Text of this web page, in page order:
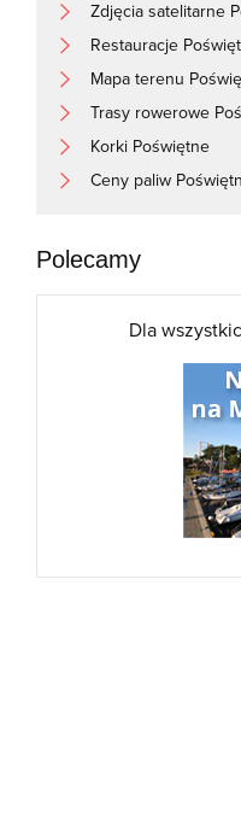
Zdjęcia satelitarne
Restauracje
Mapa terenu
Trasy rowerowe
Korki Poświętne
Ceny paliw
Polecamy
Dla